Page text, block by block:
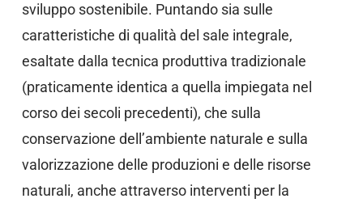
sviluppo sostenibile. Puntando sia sulle
caratteristiche di qualità del sale integrale,
esaltate dalla tecnica produttiva tradizionale
(praticamente identica a quella impiegata nel
corso dei secoli precedenti), che sulla
conservazione dell’ambiente naturale e sulla
valorizzazione delle produzioni e delle risorse
naturali, anche attraverso interventi per la